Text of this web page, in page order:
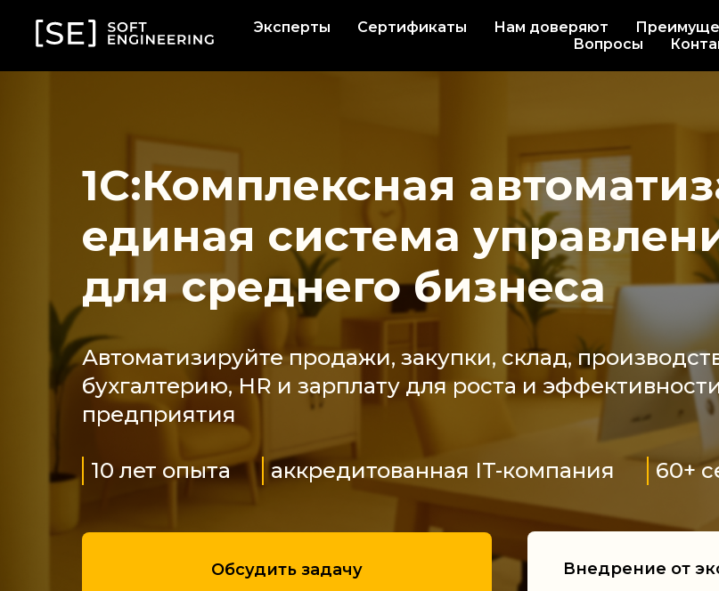
Эксперты Сертификаты Нам доверяют
Вопросы
1С:Комплексная
единая система
для среднего бизнеса
Автоматизируйте продажи, закупки, склад,
бухгалтерию, HR и зарплату для роста и
предприятия
Обсудить задачу Внедрение от
60+
аккредитованная IT-компания
10 лет опыта